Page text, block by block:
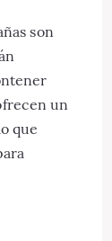
son
un
que